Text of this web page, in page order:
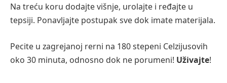
Na treću koru dodajte višnje, urolajte i ređajte u
tepsiji. Ponavljajte postupak sve dok imate materijala.
Pecite u zagrejanoj rerni na 180 stepeni Celzijusovih
oko 30 minuta, odnosno dok ne porumeni! Uživajte!